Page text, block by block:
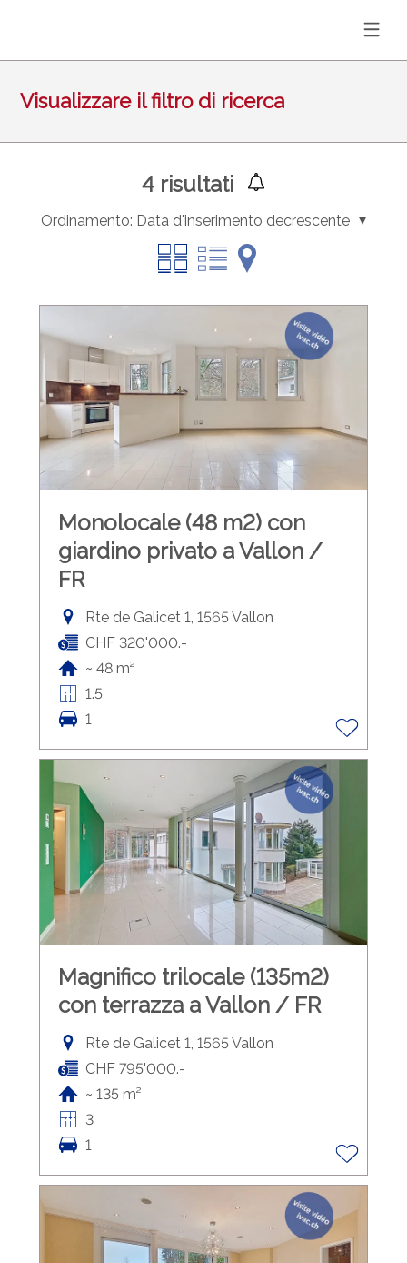
Visualizzare il filtro di ricerca
4risultati
Ordinamento: Data d'inserimento decrescente
Monolocale (48 m2) con
giardino privato a Vallon /
FR
Rte de Galicet 1, 1565 Vallon
CHF 320'000.-
~ 48 m²
1.5
1
Magnifico trilocale (135m2)
con terrazza a Vallon / FR
Rte de Galicet 1, 1565 Vallon
CHF 795'000.-
~ 135 m²
3
1